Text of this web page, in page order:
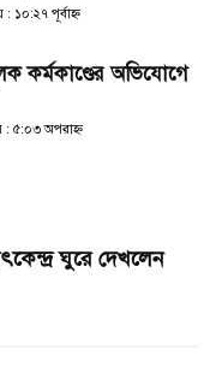
১০:২৭ পূর্বাহ্ণ
কর্মকাণ্ডের অভিযোগে
: ৫:০৩ অপরাহ্ণ
ঘুরে দেখলেন